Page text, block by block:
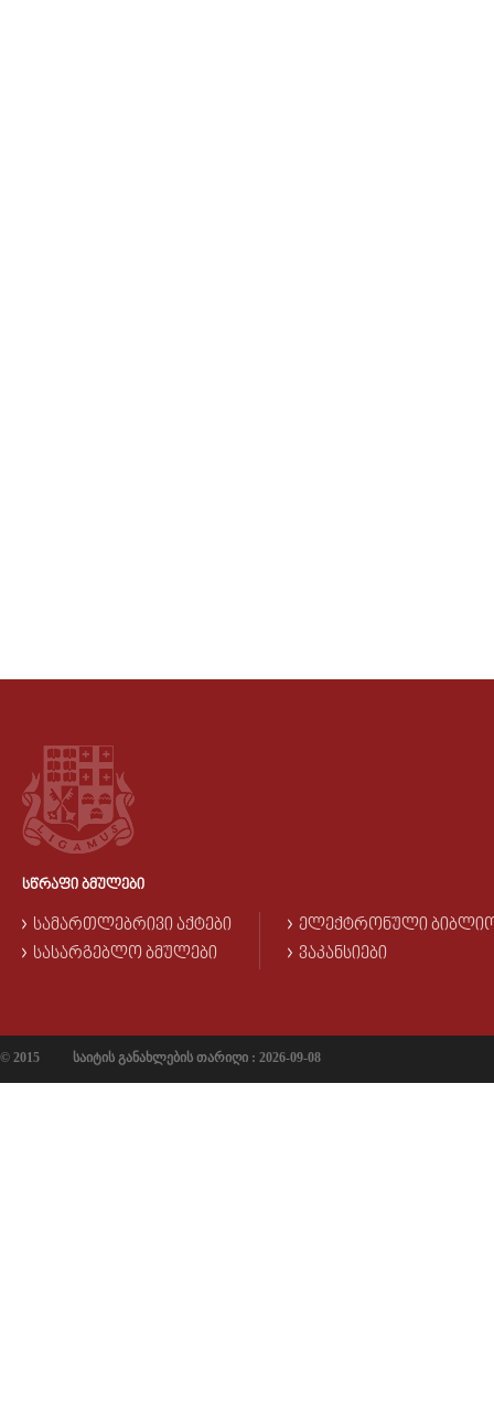
ᲡᲬᲠᲐᲤᲘ ᲑᲛᲣᲚᲔᲑᲘ
ᲡᲐᲛᲐᲠᲗᲚᲔᲑᲠᲘᲕᲘ ᲐᲥᲢᲔᲑᲘ
ᲡᲐᲡᲐᲠᲒᲔᲑᲚᲝ ᲑᲛᲣᲚᲔᲑᲘ
ᲔᲚᲔᲥᲢᲠᲝᲜᲣᲚᲘ
ᲕᲐᲙᲐᲜᲡᲘᲔᲑᲘ
© 2015 საიტის განახლების თარიღი : 2026-09-08